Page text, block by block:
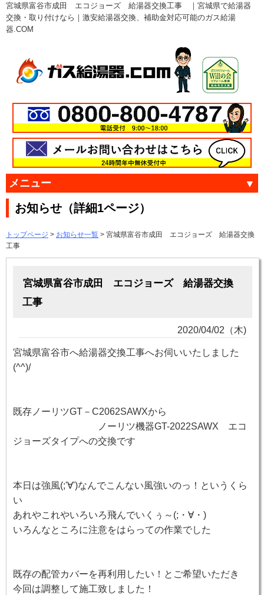
宮城県富谷市成田 エコジョーズ 給湯器交換工事 ｜宮城県で給湯器
交換・取り付けなら｜激安給湯器交換、補助金対応可能のガス給湯
器.COM
メニュー
お知らせ（詳細1ページ）
トップページ > お知らせ一覧 > 宮城県富谷市成田 エコジョーズ 給湯器交換
工事
宮城県富谷市成田 エコジョーズ 給湯器交換
工事
2020/04/02（木)
宮城県富谷市へ給湯器交換工事へお伺いいたしました
(^^)/
既存ノーリツGT－C2062SAWXから
ノーリツ機器GT-2022SAWX エコ
ジョーズタイプへの交換です
本日は強風(;'∀')なんでこんない風強いのっ！というくら
い
あれやこれやいろいろ飛んでいくぅ～(;・∀・)
いろんなところに注意をはらっての作業でした
既存の配管カバーを再利用したい！とご希望いただき
今回は調整して施工致しました！